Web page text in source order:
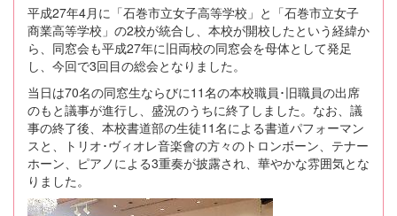
平成27年4月に「石巻市立女子高等学校」と「石巻市立女子
商業高等学校」の2校が統合し、本校が開校したという経緯か
ら、同窓会も平成27年に旧両校の同窓会を母体として発足
し、今回で3回目の総会となりました。
当日は70名の同窓生ならびに11名の本校職員･旧職員の出席
のもと議事が進行し、盛況のうちに終了しました。なお、議
事の終了後、本校書道部の生徒11名による書道パフォーマン
スと、トリオ･ヴィオレ音楽會の方々のトロンボーン、テナー
ホーン、ピアノによる3重奏が披露され、華やかな雰囲気とな
りました。